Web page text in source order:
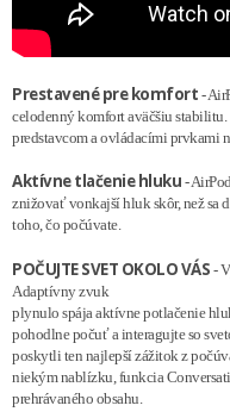
Prestavené pre komfort -
celodenný komfort aväčšiu
predstavcom a ovládacími prvkami
Aktívne tlačenie hluku -
znižovať vonkajší hluk skôr, než sa
toho, čo počúvate.
POČUJTE SVET OKOLO VÁS -
Adaptívny zvuk
plynulo spája aktívne potlačenie
pohodlne počuť a interagujte so
poskytli ten najlepší zážitok z
niekým nablízku, funkcia
prehrávaného obsahu.